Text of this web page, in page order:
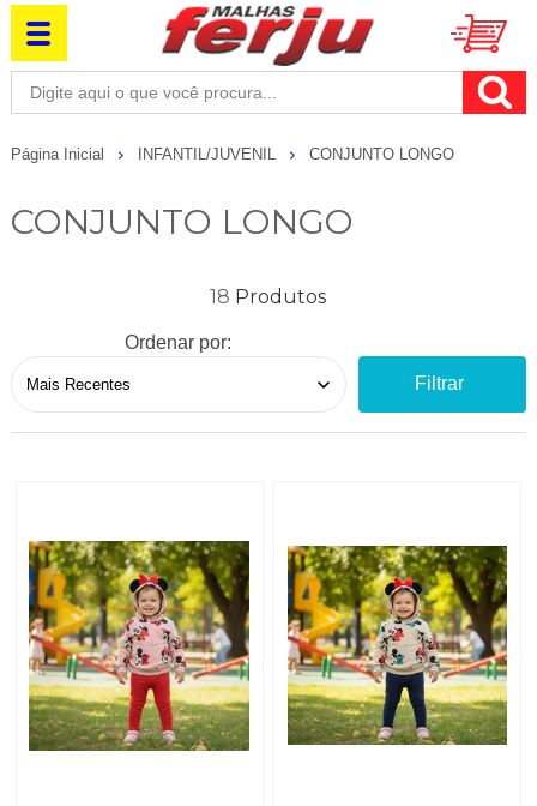
Página Inicial INFANTIL/JUVENIL CONJUNTO LONGO
CONJUNTO LONGO
18
Ordenar por:
Filtrar